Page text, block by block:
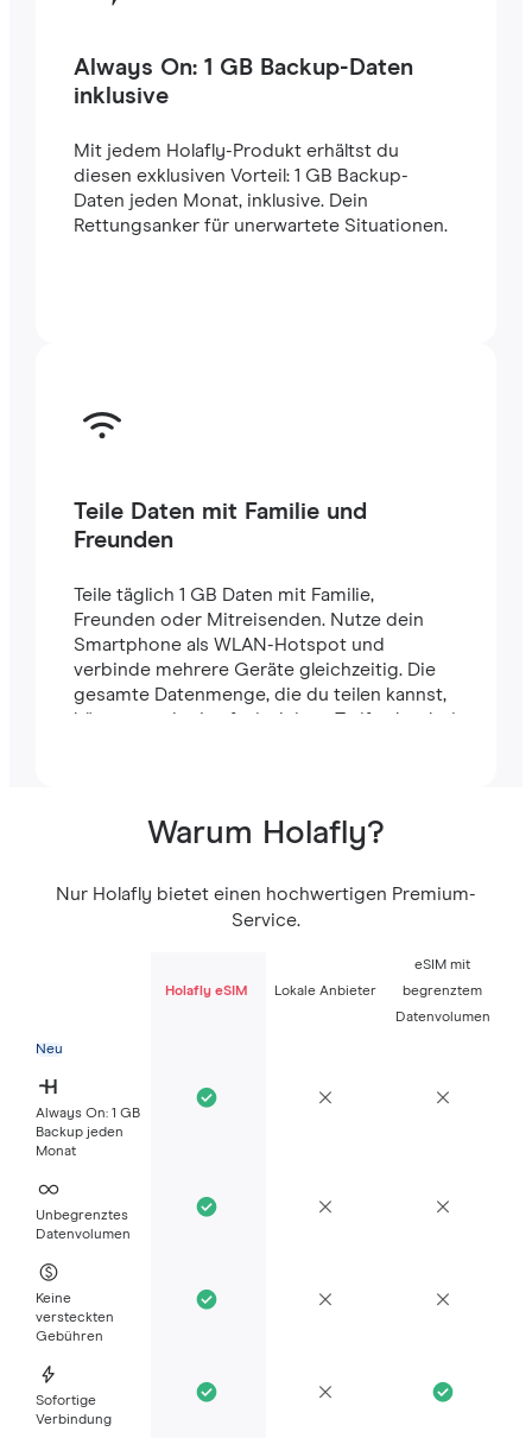
Always On: 1 GB Backup-Daten
inklusive
Mit jedem Holafly-Produkt erhältst du
diesen exklusiven Vorteil: 1 GB Backup-
Daten jeden Monat, inklusive. Dein
Rettungsanker für unerwartete Situationen.
Teile Daten mit Familie und
Freunden
Teile täglich 1 GB Daten mit Familie,
Freunden oder Mitreisenden. Nutze dein
Smartphone als WLAN-Hotspot und
verbinde mehrere Geräte gleichzeitig. Die
gesamte Datenmenge, die du teilen kannst,
hängt von der Laufzeit deines Tarifs ab – bei
Warum Holafly?
Nur Holafly bietet einen hochwertigen Premium-
Service.
Holafly eSIM Lokale Anbieter
eSIM mit
begrenztem
Datenvolumen
Neu
Always On: 1 GB
Backup jeden
Monat
Unbegrenztes
Datenvolumen
Keine
versteckten
Gebühren
Sofortige
Verbindung